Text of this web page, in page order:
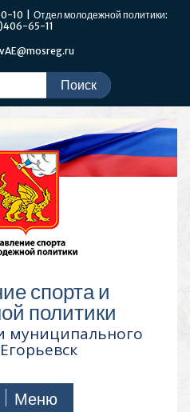
10 | Отдел молодежной политики:
65-11
спорта и
политики
муниципального
Меню